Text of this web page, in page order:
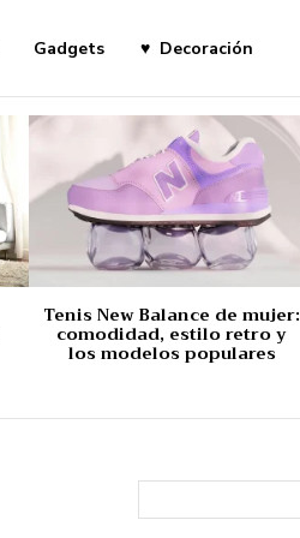
Gadgets ♥ Decoración
Tenis New Balance de mujer:
comodidad, estilo retro y
los modelos populares